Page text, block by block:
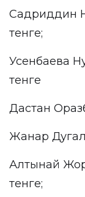
Садриддин
тенге;
Усенбаева
тенге
Дастан
Жанар
Алтынай
тенге;